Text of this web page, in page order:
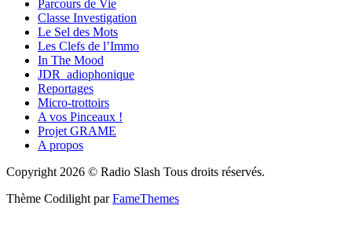
Parcours de Vie
Classe Investigation
Le Sel des Mots
Les Clefs de l’Immo
In The Mood
JDR_adiophonique
Reportages
Micro-trottoirs
A vos Pinceaux !
Projet GRAME
A propos
Copyright 2026 © Radio Slash Tous droits réservés.
Thème Codilight parFameThemes